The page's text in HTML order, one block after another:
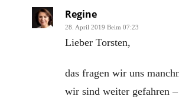
Regine
28. April 2019 Beim 07:23
Lieber Torsten,
das fragen wir uns
wir sind weiter gefahren